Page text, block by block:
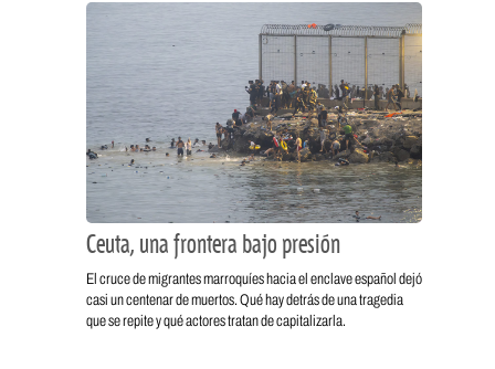
Ceuta, una frontera bajo presión
El cruce de migrantes marroquíes hacia el enclave español dejó
casi un centenar de muertos. Qué hay detrás de una tragedia
que se repite y qué actores tratan de capitalizarla.